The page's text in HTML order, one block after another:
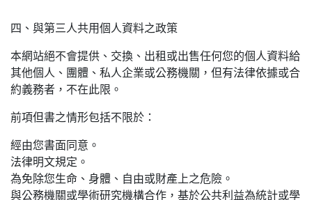
四、與第三人共用個人資料之政策
本網站絕不會提供、交換、出租或出售任何您的個人資料給
其他個人、團體、私人企業或公務機關，但有法律依據或合
約義務者，不在此限。
前項但書之情形包括不限於：
經由您書面同意。
法律明文規定。
為免除您生命、身體、自由或財產上之危險。
與公務機關或學術研究機構合作，基於公共利益為統計或學